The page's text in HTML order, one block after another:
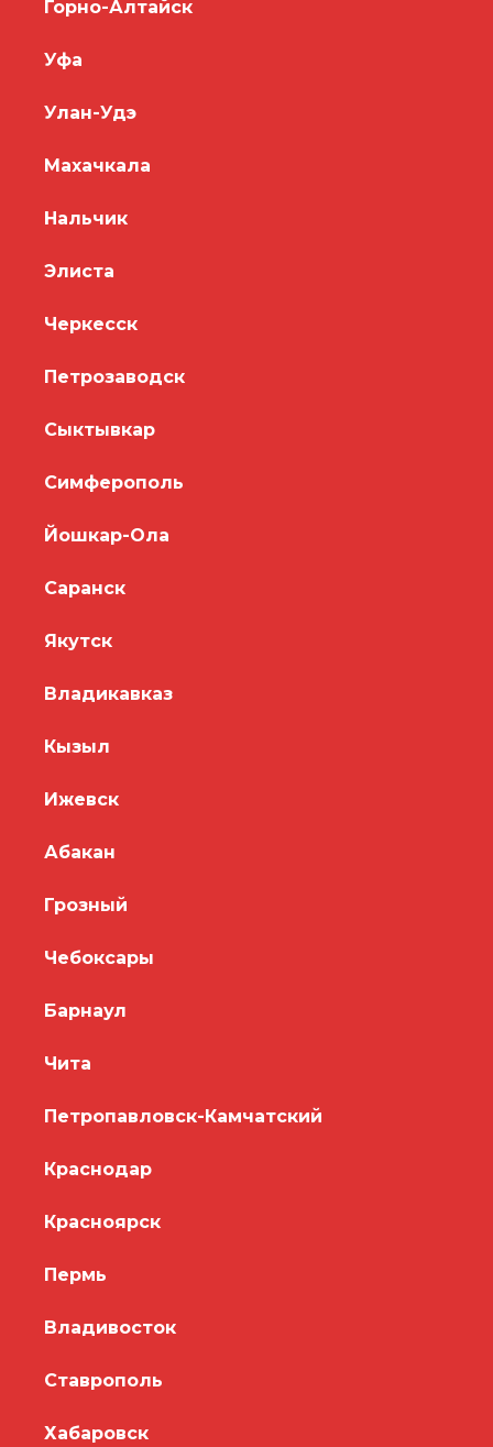
Горно-Алтайск
Уфа
Улан-Удэ
Махачкала
Нальчик
Элиста
Черкесск
Петрозаводск
Сыктывкар
Симферополь
Йошкар-Ола
Саранск
Якутск
Владикавказ
Кызыл
Ижевск
Абакан
Грозный
Чебоксары
Барнаул
Чита
Петропавловск-Камчатский
Краснодар
Красноярск
Пермь
Владивосток
Ставрополь
Хабаровск